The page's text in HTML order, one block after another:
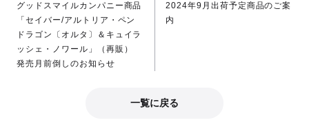
グッドスマイルカンパニー商品
「セイバー/アルトリア・ペン
ドラゴン〔オルタ〕＆キュイラ
ッシェ・ノワール」（再販）
発売月前倒しのお知らせ
2024年9月出荷予定商品のご案
内
一覧に戻る